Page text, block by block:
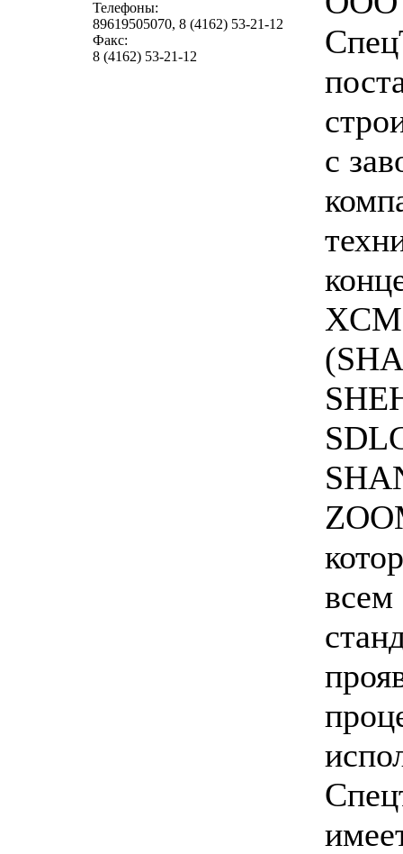
Телефоны:
89619505070, 8 (4162) 53-21-12
Факс:
8 (4162) 53-21-12
с
всем